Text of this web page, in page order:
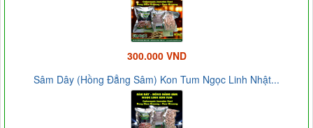
300.000 VND
Sâm Dây (Hồng Đẳng Sâm) Kon Tum Ngọc Linh Nhật...